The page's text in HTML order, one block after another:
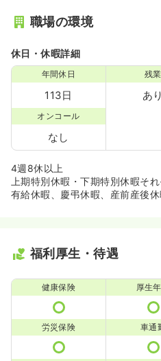
職場の環境
休日・休暇詳細
年間休日
113日
残業
あり
オンコール
なし
4週8休以上
上期特別休暇・下期特別休暇そ
有給休暇、慶弔休暇、産前産後
福利厚生・待遇
健康保険 厚生
労災保険 車通